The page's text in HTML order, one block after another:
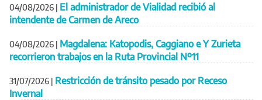
04/08/2026 | El administrador de Vialidad recibió al
intendente de Carmen de Areco
04/08/2026 | Magdalena: Katopodis, Caggiano e Y Zurieta
recorrieron trabajos en la Ruta Provincial Nº11
31/07/2026 | Restricción de tránsito pesado por Receso
Invernal